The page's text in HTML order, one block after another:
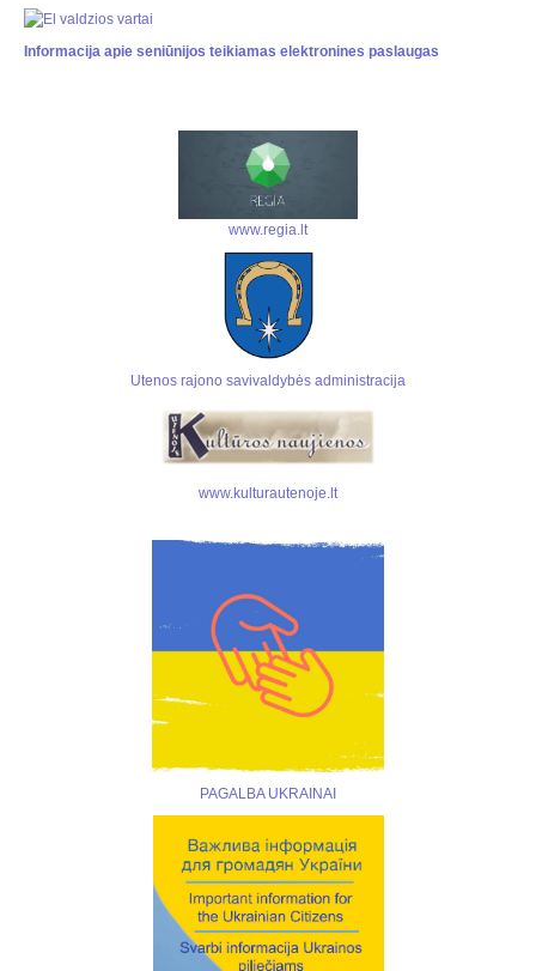
Informacija apie seniūnijos teikiamas elektronines paslaugas
www.regia.lt
Utenos rajono savivaldybės administracija
www.kulturautenoje.lt
PAGALBA UKRAINAI